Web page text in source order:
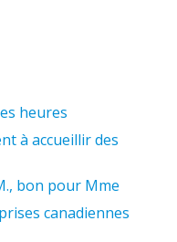
heures
à accueillir des
bon pour Mme
canadiennes